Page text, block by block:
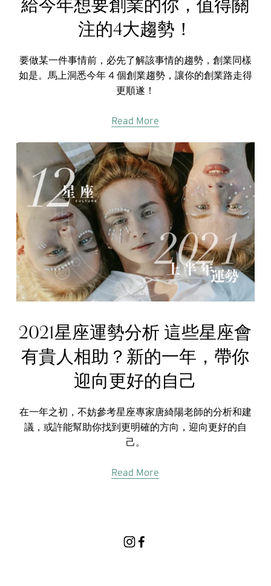
給今年想要創業的你，值得關
注的4大趨勢！
要做某一件事情前，必先了解該事情的趨勢，創業同樣
如是。馬上洞悉今年 4 個創業趨勢，讓你的創業路走得
更順遂！
Read More
2021星座運勢分析 這些星座會
有貴人相助？新的一年，帶你
迎向更好的自己
在一年之初，不妨參考星座專家唐綺陽老師的分析和建
議，或許能幫助你找到更明確的方向，迎向更好的自
己。
Read More